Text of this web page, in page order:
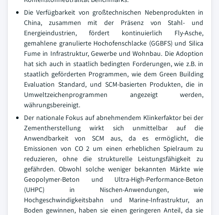
Die Verfügbarkeit von großtechnischen Nebenprodukten in
China, zusammen mit der Präsenz von Stahl- und
Energieindustrien, fördert kontinuierlich Fly-Asche,
gemahlene granulierte Hochofenschlacke (GGBFS) und Silica
Fume in Infrastruktur, Gewerbe und Wohnbau. Die Adoption
hat sich auch in staatlich bedingten Forderungen, wie z.B. in
staatlich geförderten Programmen, wie dem Green Building
Evaluation Standard, und SCM-basierten Produkten, die in
Umweltzeichenprogrammen angezeigt werden,
währungsbereinigt.
Der nationale Fokus auf abnehmendem Klinkerfaktor bei der
Zementherstellung wirkt sich unmittelbar auf die
Anwendbarkeit von SCM aus, da es ermöglicht, die
Emissionen von CO 2 um einen erheblichen Spielraum zu
reduzieren, ohne die strukturelle Leistungsfähigkeit zu
gefährden. Obwohl solche weniger bekannten Märkte wie
Geopolymer-Beton und Ultra-High-Performance-Beton
(UHPC) in Nischen-Anwendungen, wie
Hochgeschwindigkeitsbahn und Marine-Infrastruktur, an
Boden gewinnen, haben sie einen geringeren Anteil, da sie